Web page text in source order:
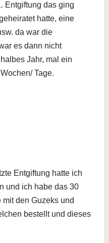
Entgiftung das ging
hatte, eine
da war die
es dann nicht
Jahr, mal ein
Tage.
Entgiftung hatte ich
und ich habe das 30
den Guzeks und
bestellt und dieses